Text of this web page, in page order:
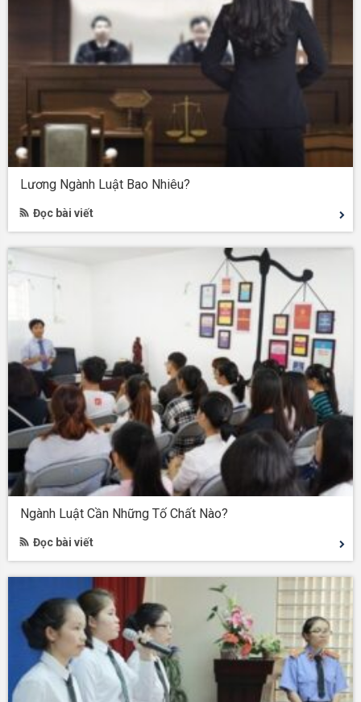
Lương Ngành Luật Bao Nhiêu?
Đọc bài viết
Ngành Luật Cần Những Tố Chất Nào?
Đọc bài viết